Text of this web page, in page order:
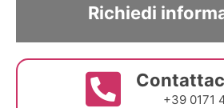
Richiedi
+39 0171